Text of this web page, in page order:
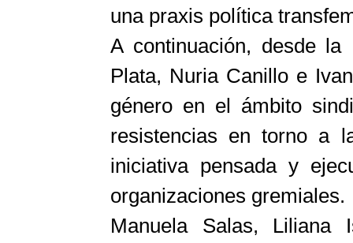
una praxis política
A continuación, desde
Plata, Nuria Canillo e
género en el ámbito
resistencias en torno a
iniciativa pensada y
organizaciones gremiales.
Manuela Salas, Liliana